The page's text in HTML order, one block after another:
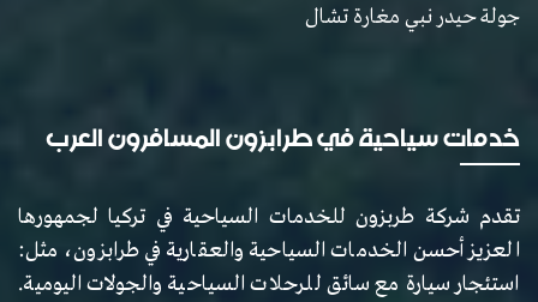
جولة حيدر نبي مغارة تشال
خدمات سياحية في طرابزون المسافرون العرب
تقدم شركة طربزون للخدمات السياحية في تركيا لجمهورها
العزيز أحسن الخدمات السياحية والعقارية في طرابزون، مثل:
استئجار سيارة مع سائق للرحلات السياحية والجولات اليومية.